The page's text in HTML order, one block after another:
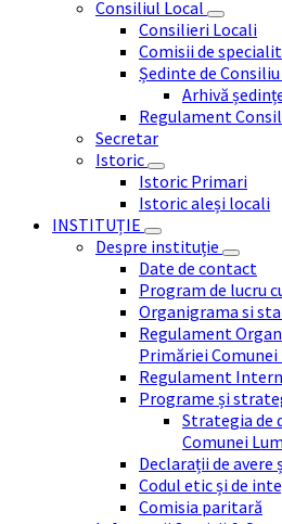
Consiliul Local
Consilieri Locali
Comisii de
Ședinte de
Arhivă
Regulament
Secretar
Istoric
Istoric Primari
Istoric aleși locali
INSTITUȚIE
Despre instituție
Date de contact
Program de lucru
Organigrama si
Regulament
Primăriei Comunei
Regulament Intern
Programe și
Strategia de
Comunei
Declarații de avere
Codul etic și de
Comisia paritară